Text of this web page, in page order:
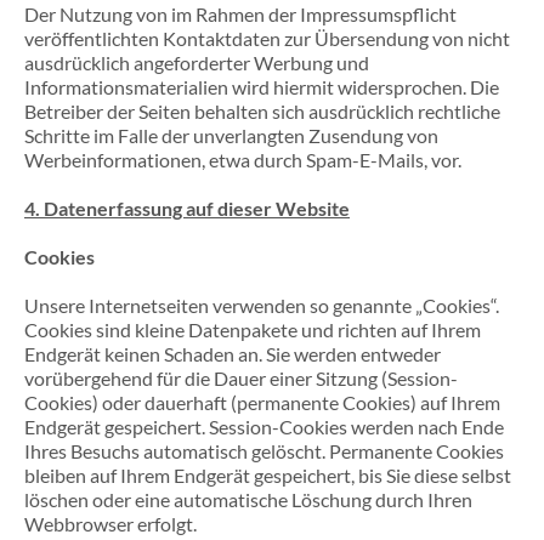
Der Nutzung von im Rahmen der Impressumspflicht
veröffentlichten Kontaktdaten zur Übersendung von nicht
ausdrücklich angeforderter Werbung und
Informationsmaterialien wird hiermit widersprochen. Die
Betreiber der Seiten behalten sich ausdrücklich rechtliche
Schritte im Falle der unverlangten Zusendung von
Werbeinformationen, etwa durch Spam-E-Mails, vor.
4. Datenerfassung auf dieser Website
Cookies
Unsere Internetseiten verwenden so genannte „Cookies“.
Cookies sind kleine Datenpakete und richten auf Ihrem
Endgerät keinen Schaden an. Sie werden entweder
vorübergehend für die Dauer einer Sitzung (Session-
Cookies) oder dauerhaft (permanente Cookies) auf Ihrem
Endgerät gespeichert. Session-Cookies werden nach Ende
Ihres Besuchs automatisch gelöscht. Permanente Cookies
bleiben auf Ihrem Endgerät gespeichert, bis Sie diese selbst
löschen oder eine automatische Löschung durch Ihren
Webbrowser erfolgt.